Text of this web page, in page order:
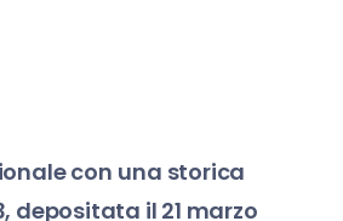
con una storica
depositata il 21 marzo